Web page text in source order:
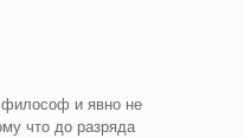
и явно не
что до разряда